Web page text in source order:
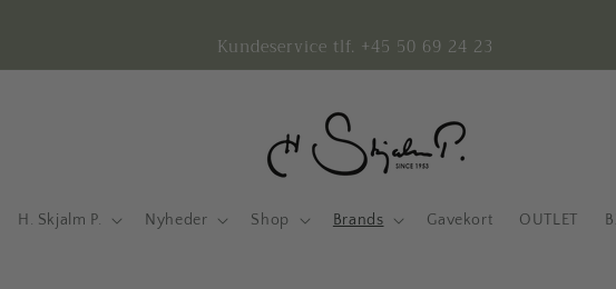
Kundeservice tlf. +45 50 69 24 23
H. Skjalm P. Nyheder Shop Brands Gavekort OUTLET